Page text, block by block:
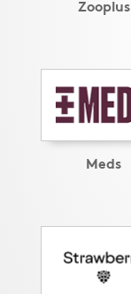
Zooplus
Meds